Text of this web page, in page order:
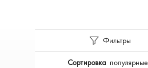
Фильтры
Сортировка популярные